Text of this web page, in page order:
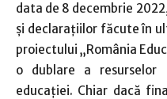
data de 8 decembrie
și declarațiilor făcute în
proiectului „România
o dublare a resurselor
educației. Chiar dacă